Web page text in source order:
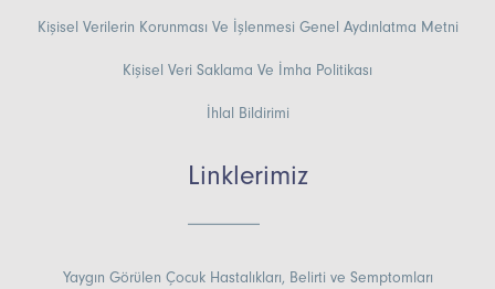
Kişisel Verilerin Korunması Ve İşlenmesi Genel Aydınlatma Metni
Kişisel Veri Saklama Ve İmha Politikası
İhlal Bildirimi
Linklerimiz
Yaygın Görülen Çocuk Hastalıkları, Belirti ve Semptomları